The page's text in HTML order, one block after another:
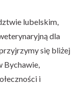
lubelskim,
dla
się bliżej
Bychawie,
i